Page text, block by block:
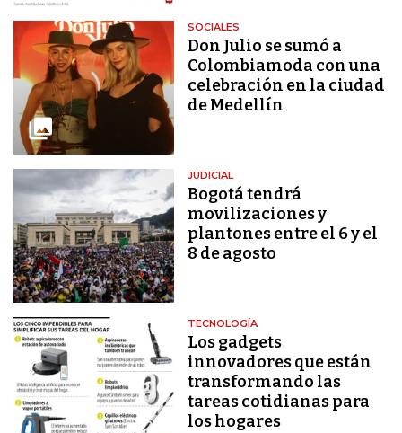
SOCIALES
Don Julio se sumó a
Colombiamoda con una
celebración en la ciudad
de Medellín
JUDICIAL
Bogotá tendrá
movilizaciones y
plantones entre el 6 y el
8 de agosto
TECNOLOGÍA
Los gadgets
innovadores que están
transformando las
tareas cotidianas para
los hogares